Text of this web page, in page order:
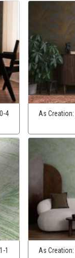
4 As Creation:
1 As Creation: